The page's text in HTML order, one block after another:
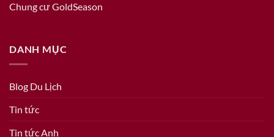
Chung cư GoldSeason
DANH MỤC
Blog Du Lịch
Tin tức
Tin tức Anh